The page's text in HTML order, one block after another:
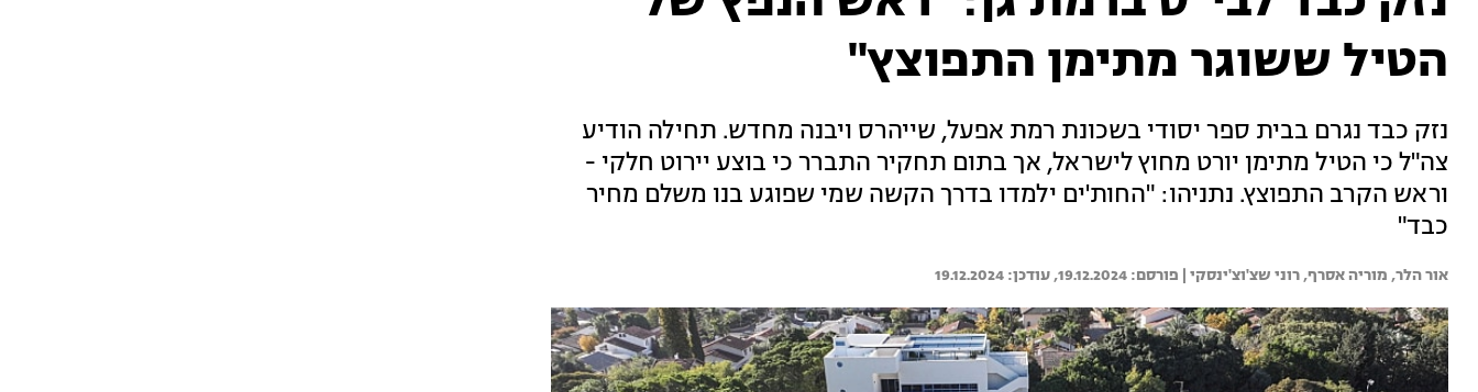
הטיל ששוגר מתימן התפוצץ"
נזק כבד נגרם בבית ספר יסודי בשכונת רמת אפעל, שייהרס ויבנה מחדש. תחילה הודיע
צה"ל כי הטיל מתימן יורט מחוץ לישראל, אך בתום תחקיר התברר כי בוצע יירוט חלקי -
וראש הקרב התפוצץ. נתניהו: "החות'ים ילמדו בדרך הקשה שמי שפוגע בנו משלם מחיר
כבד"
אור הלר, מוריה אסרף, רוני שצ'וצ'ינסקי | 19.12.2024
19.12.2024